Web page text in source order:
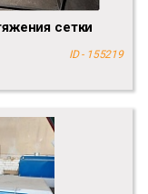
сетки
ID - 155219